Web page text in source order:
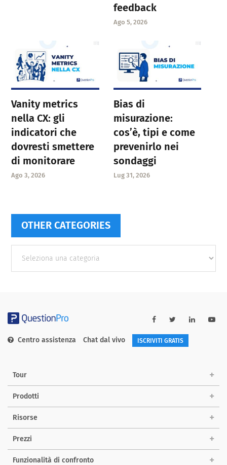
feedback
Ago 5, 2026
Vanity metrics
nella CX: gli
indicatori che
dovresti smettere
di monitorare
Ago 3, 2026
Bias di
misurazione:
cos’è, tipi e come
prevenirlo nei
sondaggi
Lug 31, 2026
OTHER CATEGORIES
categories
Centro assistenza Chat dal vivo ISCRIVITI GRATIS
Tour
Prodotti
Risorse
Prezzi
Funzionalità di confronto